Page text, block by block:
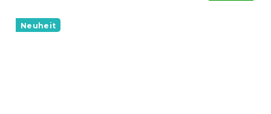
Neuheit